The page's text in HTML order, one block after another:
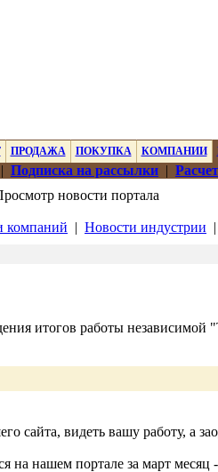
ПРОДАЖА ПОКУПКА КОМПАНИИ
| Подписка на рассылки |
новости портала
компаний | Новости индустрии |
итогов работы
сайта, видеть вашу работу, а
на нашем портале за март месяц